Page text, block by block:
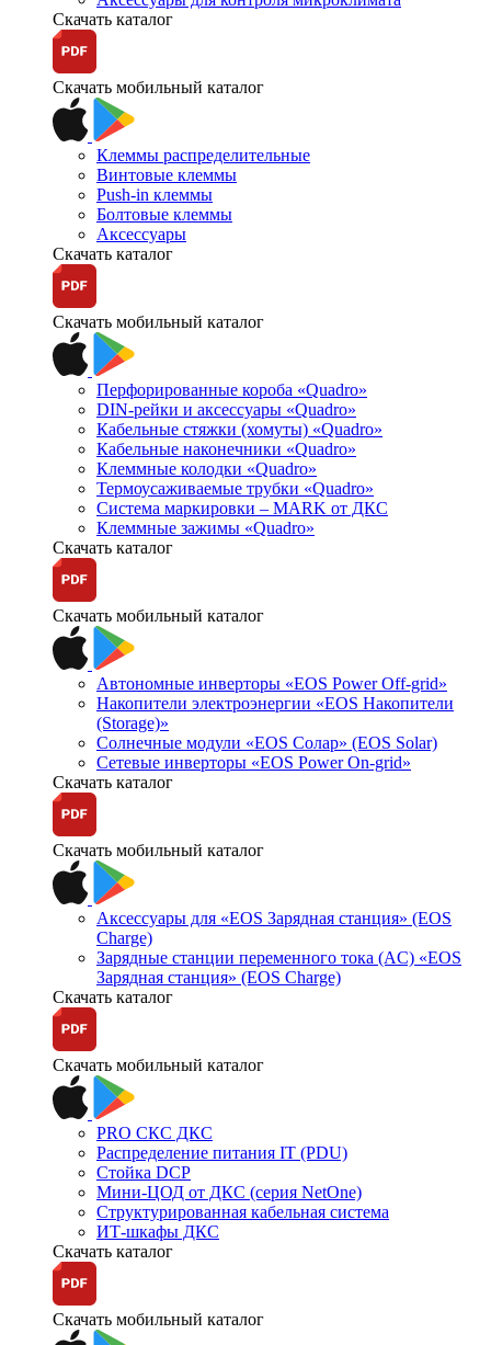
Скачать каталог
Скачать мобильный каталог
Клеммы распределительные
Винтовые клеммы
Push-in клеммы
Болтовые клеммы
Аксессуары
Скачать каталог
Скачать мобильный каталог
Перфорированные короба «Quadro»
DIN-рейки и аксессуары «Quadro»
Кабельные стяжки (хомуты) «Quadro»
Кабельные наконечники «Quadro»
Клеммные колодки «Quadro»
Термоусаживаемые трубки «Quadro»
Система маркировки – MARK от ДКС
Клеммные зажимы «Quadro»
Скачать каталог
Скачать мобильный каталог
Автономные инверторы «EOS Power Off-grid»
Накопители электроэнергии «EOS Накопители
(Storage)»
Солнечные модули «EOS Солар» (EOS Solar)
Сетевые инверторы «EOS Power On-grid»
Скачать каталог
Скачать мобильный каталог
Аксессуары для «EOS Зарядная станция» (EOS
Charge)
Зарядные станции переменного тока (AC) «EOS
Зарядная станция» (EOS Charge)
Скачать каталог
Скачать мобильный каталог
PRO СКС ДКС
Распределение питания IT (PDU)
Стойка DCP
Мини-ЦОД от ДКС (серия NetOne)
Структурированная кабельная система
ИТ-шкафы ДКС
Скачать каталог
Скачать мобильный каталог